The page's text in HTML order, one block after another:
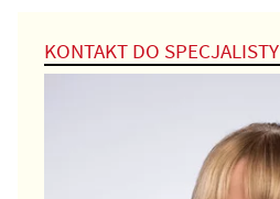
KONTAKT DO SPECJALISTY